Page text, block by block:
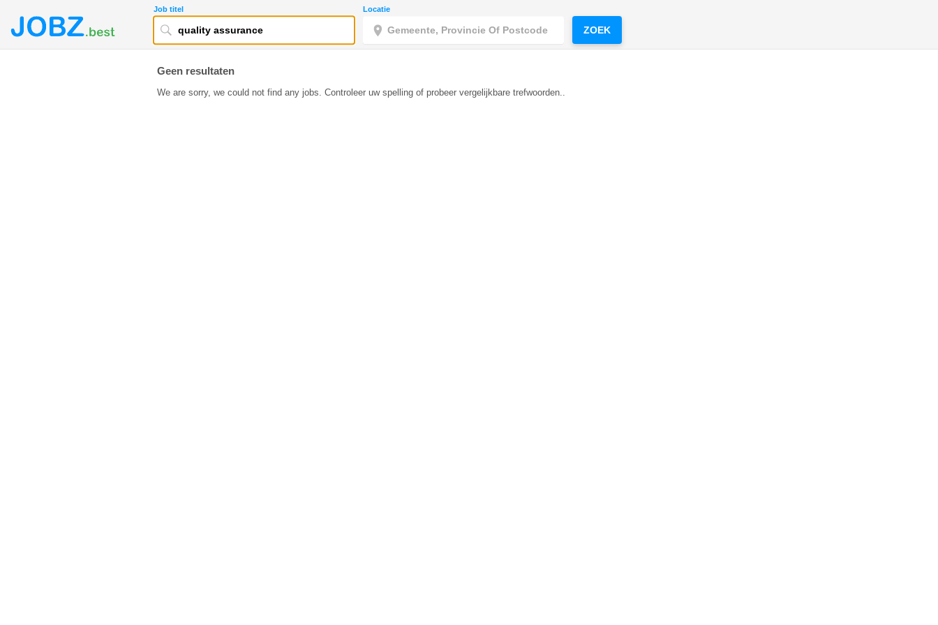
Job titel Locatie
ZOEK
Geen resultaten
We are sorry, we could not find any jobs. Controleer uw spelling of probeer vergelijkbare trefwoorden..